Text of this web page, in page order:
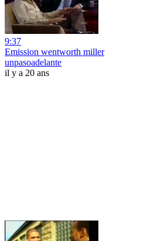
9:37
Emission wentworth miller
unpasoadelante
il y a 20 ans